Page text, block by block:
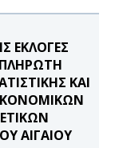
ΕΚΛΟΓΕΣ
ΚΑΙ
ΑΙΓΑΙΟΥ